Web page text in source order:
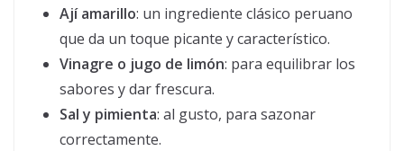
Ají amarillo: un ingrediente clásico peruano
que da un toque picante y característico.
Vinagre o jugo de limón: para equilibrar los
sabores y dar frescura.
Sal y pimienta: al gusto, para sazonar
correctamente.